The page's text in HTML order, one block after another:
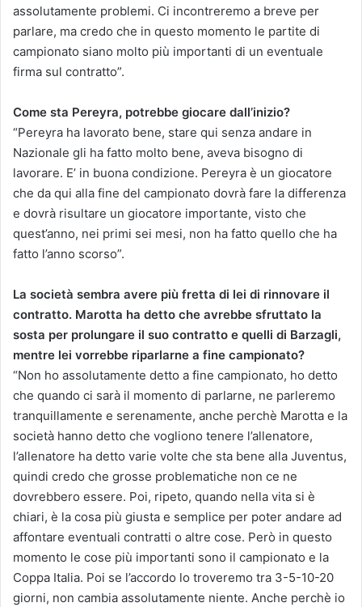
assolutamente problemi. Ci incontreremo a breve per
parlare, ma credo che in questo momento le partite di
campionato siano molto più importanti di un eventuale
firma sul contratto”.
Come sta Pereyra, potrebbe giocare dall’inizio?
“Pereyra ha lavorato bene, stare qui senza andare in
Nazionale gli ha fatto molto bene, aveva bisogno di
lavorare. E’ in buona condizione. Pereyra è un giocatore
che da qui alla fine del campionato dovrà fare la differenza
e dovrà risultare un giocatore importante, visto che
quest’anno, nei primi sei mesi, non ha fatto quello che ha
fatto l’anno scorso”.
La società sembra avere più fretta di lei di rinnovare il
contratto. Marotta ha detto che avrebbe sfruttato la
sosta per prolungare il suo contratto e quelli di Barzagli,
mentre lei vorrebbe riparlarne a fine campionato?
“Non ho assolutamente detto a fine campionato, ho detto
che quando ci sarà il momento di parlarne, ne parleremo
tranquillamente e serenamente, anche perchè Marotta e la
società hanno detto che vogliono tenere l’allenatore,
l’allenatore ha detto varie volte che sta bene alla Juventus,
quindi credo che grosse problematiche non ce ne
dovrebbero essere. Poi, ripeto, quando nella vita si è
chiari, è la cosa più giusta e semplice per poter andare ad
affontare eventuali contratti o altre cose. Però in questo
momento le cose più importanti sono il campionato e la
Coppa Italia. Poi se l’accordo lo troveremo tra 3-5-10-20
giorni, non cambia assolutamente niente. Anche perchè io